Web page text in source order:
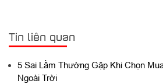
Tin liên quan
5 Sai Lầm Thường Gặp Khi Chọn
Ngoài Trời